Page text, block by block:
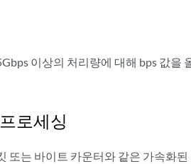
이상의 처리량에 대해 bps 값을
로세싱
또는 바이트 카운터와 같은 가속화